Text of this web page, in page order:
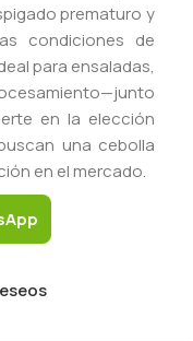
prematuro y
condiciones de
para ensaladas,
en la elección
una cebolla
en el mercado.